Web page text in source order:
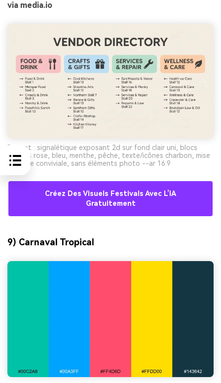
via media.io
Prompt : signalétique exposant 2d sur fond clair uni, blocs
pastels rose, bleu, menthe, pêche, texte/icônes charbon, mise
en page conviviale, sans éléments photo --ar 16:9
Créez Des Visuels Festivals Avec L’IA
Gratuitement
9) Carnaval Tropical